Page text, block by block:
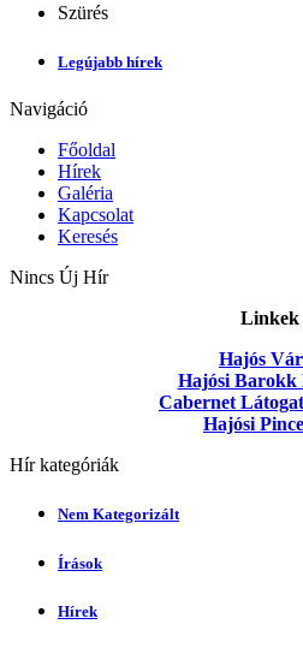
Szürés
Legújabb hírek
Navigáció
Főoldal
Hírek
Galéria
Kapcsolat
Keresés
Nincs Új Hír
Linkek
Hajós
Hajósi Barokk
Cabernet
Hajósi
Hír kategóriák
Nem Kategorizált
Írások
Hírek